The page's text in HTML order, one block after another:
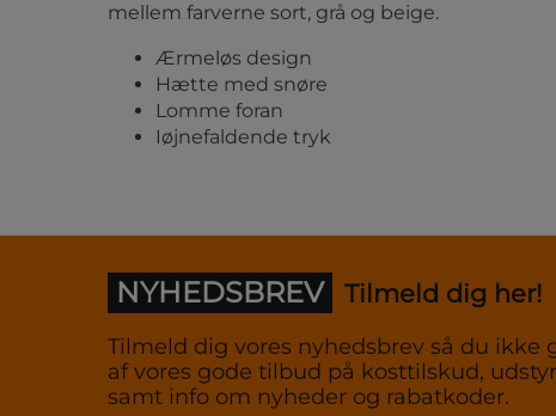
mellem farverne sort, grå og beige.
Ærmeløs design
Hætte med snøre
Lomme foran
Iøjnefaldende tryk
NYHEDSBREV Tilmeld dig her!
Tilmeld dig vores nyhedsbrev så du ikke
af vores gode tilbud på kosttilskud,
samt info om nyheder og rabatkoder.